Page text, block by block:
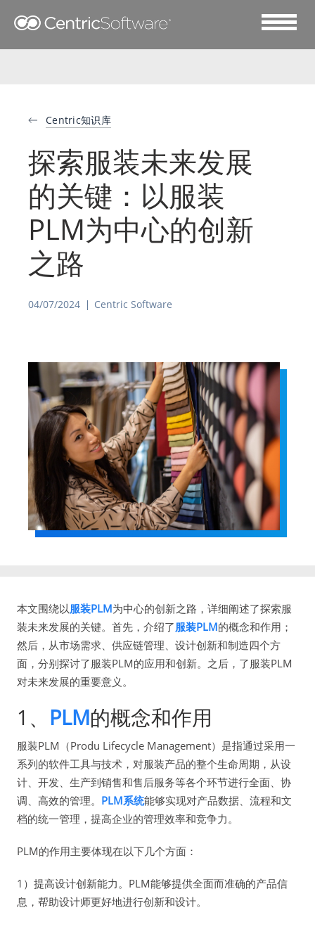
Centric知识库
探索服装未来发展
的关键：以服装
PLM为中心的创新
之路
04/07/2024 Centric Software
本文围绕以服装PLM为中心的创新之路，详细阐述了探索服
装未来发展的关键。首先，介绍了服装PLM的概念和作用；
然后，从市场需求、供应链管理、设计创新和制造四个方
面，分别探讨了服装PLM的应用和创新。之后，了服装PLM
对未来发展的重要意义。
1、 PLM的概念和作用
服装PLM（Produ Lifecycle Management）是指通过采用一
系列的软件工具与技术，对服装产品的整个生命周期，从设
计、开发、生产到销售和售后服务等各个环节进行全面、协
调、高效的管理。 PLM系统能够实现对产品数据、流程和文
档的统一管理，提高企业的管理效率和竞争力。
PLM的作用主要体现在以下几个方面：
1）提高设计创新能力。PLM能够提供全面而准确的产品信
息，帮助设计师更好地进行创新和设计。